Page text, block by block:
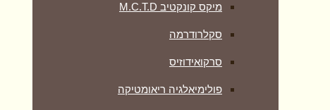
מיקס קונקטיב M.C.T.D
סקלרודרמה
סרקואידוזיס
פולימיאלגיה ריאומטיקה